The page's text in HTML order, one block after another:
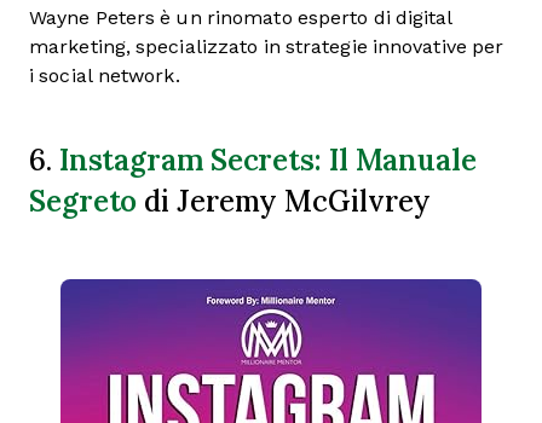
Wayne Peters è un rinomato esperto di digital
marketing, specializzato in strategie innovative per
i social network.
6. Instagram Secrets: Il Manuale
Segreto di Jeremy McGilvrey